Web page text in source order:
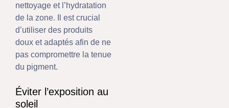
nettoyage et l’hydratation
de la zone. Il est crucial
d’utiliser des produits
doux et adaptés afin de ne
pas compromettre la tenue
du pigment.
Éviter l’exposition au
soleil